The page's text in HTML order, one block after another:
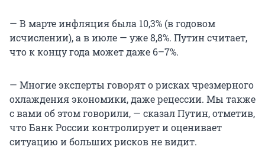
— В марте инфляция была 10,3% (в годовом
исчислении), а в июле — уже 8,8%. Путин считает,
что к концу года может даже 6–7%.
— Многие эксперты говорят о рисках чрезмерного
охлаждения экономики, даже рецессии. Мы также
с вами об этом говорили, — сказал Путин, отметив,
что Банк России контролирует и оценивает
ситуацию и больших рисков не видит.